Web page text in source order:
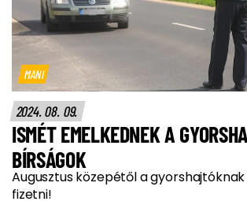
MANI
2024. 08. 09.
ISMÉT EMELKEDNEK A
BÍRSÁGOK
Augusztus közepétől a
fizetni!